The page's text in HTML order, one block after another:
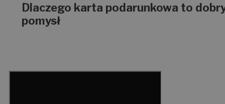
Dlaczego karta podarunkowa to
pomysł